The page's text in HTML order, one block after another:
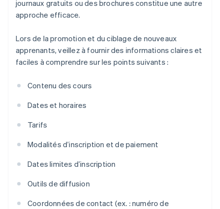
journaux gratuits ou des brochures constitue une autre
approche efficace.
Lors de la promotion et du ciblage de nouveaux
apprenants, veillez à fournir des informations claires et
faciles à comprendre sur les points suivants :
Contenu des cours
Dates et horaires
Tarifs
Modalités d’inscription et de paiement
Dates limites d’inscription
Outils de diffusion
Coordonnées de contact (ex. : numéro de